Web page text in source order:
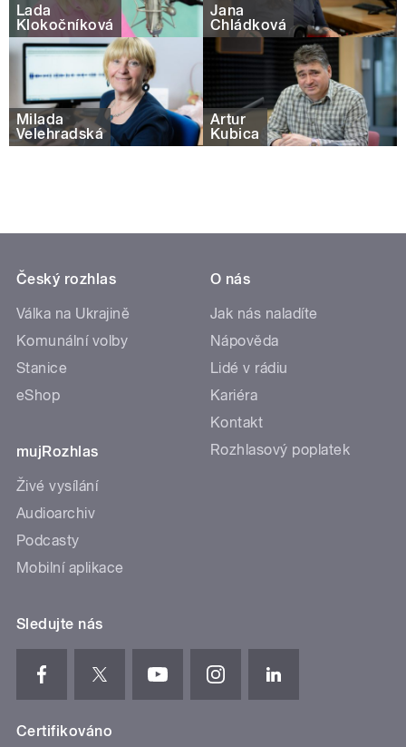
Lada
Klokočníková
Jana
Chládková
Milada
Velehradská
Artur
Kubica
Český rozhlas
Válka na Ukrajině
Komunální volby
Stanice
eShop
mujRozhlas
Živé vysílání
Audioarchiv
Podcasty
Mobilní aplikace
O nás
Jak nás naladíte
Nápověda
Lidé v rádiu
Kariéra
Kontakt
Rozhlasový poplatek
Sledujte nás
Certifikováno